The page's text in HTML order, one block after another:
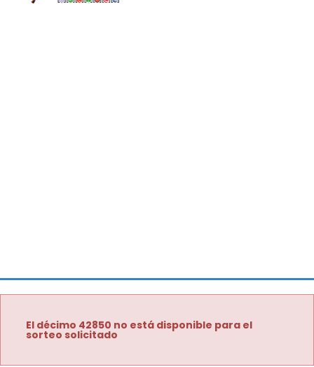
El décimo 42850 no está disponible para el
sorteo solicitado